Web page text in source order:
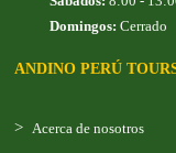
Domingos: Cerrado
ANDINO PERÚ
Acerca de nosotros